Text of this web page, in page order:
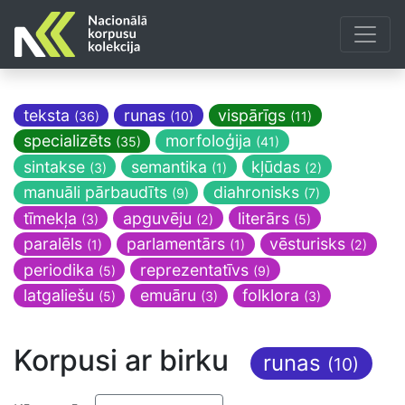
teksta (36) runas (10) vispārīgs (11)
specializēts (35) morfoloģija (41)
sintakse (3) semantika (1) kļūdas (2)
manuāli pārbaudīts (9) diahronisks (7)
tīmekļa (3) apguvēju (2) literārs (5)
paralēls (1) parlamentārs (1) vēsturisks (2)
periodika (5) reprezentatīvs (9)
latgaliešu (5) emuāru (3) folklora (3)
Korpusi ar birku runas (10)